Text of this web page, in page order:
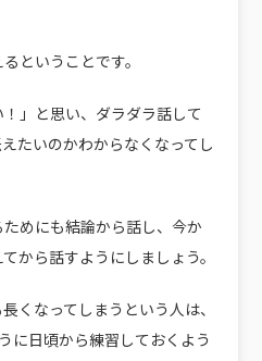
ということです。
！」と思い、ダラダラ話して
たいのかわからなくなってし
めにも結論から話し、今か
から話すようにしましょう。
くなってしまうという人は、
に日頃から練習しておくよう